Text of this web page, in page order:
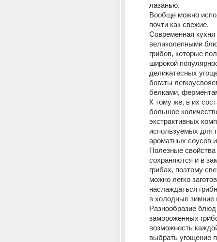
лазанью.
Вообще можно
почти как свежие.
Современная кухня
великолепными
грибов, которые
широкой
деликатесных
богаты
белками,
К тому же, в их
большое
экстрактивных
используемых для
ароматных соусов
Полезные свойства
сохраняются и в
грибах, поэтому
можно легко
наслаждаться
в холодные зимние
Разнообразие блюд
замороженных
возможность
выбрать угощение